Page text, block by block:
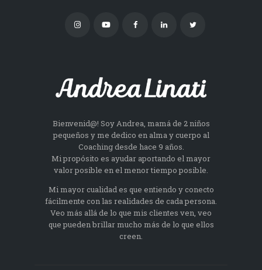
Bienvenid@! Soy Andrea, mamá de 2 niños
pequeños y me dedico en alma y cuerpo al
Coaching desde hace 9 años.
Mi propósito es ayudar aportando el mayor
valor posible en el menor tiempo posible.
Mi mayor cualidad es que entiendo y conecto
fácilmente con las realidades de cada persona.
Veo más allá de lo que mis clientes ven, veo
que pueden brillar mucho más de lo que ellos
creen.